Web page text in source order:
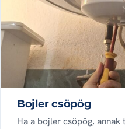
Bojler csöpög
Ha a bojler csöpög, annak